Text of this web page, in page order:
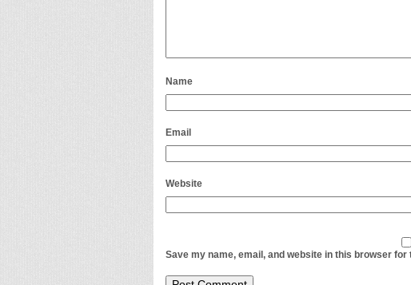
Name
Email
Website
Save my name, email, and website in this browser